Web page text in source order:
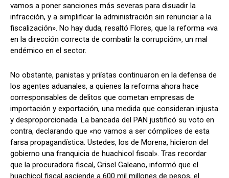
vamos a poner sanciones más severas para disuadir la
infracción, y a simplificar la administración sin renunciar a la
fiscalización». No hay duda, resaltó Flores, que la reforma «va
en la dirección correcta de combatir la corrupción», un mal
endémico en el sector.
No obstante, panistas y priístas continuaron en la defensa de
los agentes aduanales, a quienes la reforma ahora hace
corresponsables de delitos que cometan empresas de
importación y exportación, una medida que consideran injusta
y desproporcionada. La bancada del PAN justificó su voto en
contra, declarando que «no vamos a ser cómplices de esta
farsa propagandística. Ustedes, los de Morena, hicieron del
gobierno una franquicia de huachicol fiscal». Tras recordar
que la procuradora fiscal, Grisel Galeano, informó que el